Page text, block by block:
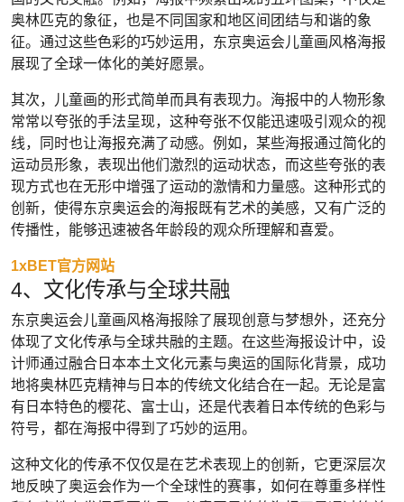
奥林匹克的象征，也是不同国家和地区间团结与和谐的象
征。通过这些色彩的巧妙运用，东京奥运会儿童画风格海报
展现了全球一体化的美好愿景。
其次，儿童画的形式简单而具有表现力。海报中的人物形象
常常以夸张的手法呈现，这种夸张不仅能迅速吸引观众的视
线，同时也让海报充满了动感。例如，某些海报通过简化的
运动员形象，表现出他们激烈的运动状态，而这些夸张的表
现方式也在无形中增强了运动的激情和力量感。这种形式的
创新，使得东京奥运会的海报既有艺术的美感，又有广泛的
传播性，能够迅速被各年龄段的观众所理解和喜爱。
1xBET官方网站
4、文化传承与全球共融
东京奥运会儿童画风格海报除了展现创意与梦想外，还充分
体现了文化传承与全球共融的主题。在这些海报设计中，设
计师通过融合日本本土文化元素与奥运的国际化背景，成功
地将奥林匹克精神与日本的传统文化结合在一起。无论是富
有日本特色的樱花、富士山，还是代表着日本传统的色彩与
符号，都在海报中得到了巧妙的运用。
这种文化的传承不仅仅是在艺术表现上的创新，它更深层次
地反映了奥运会作为一个全球性的赛事，如何在尊重多样性